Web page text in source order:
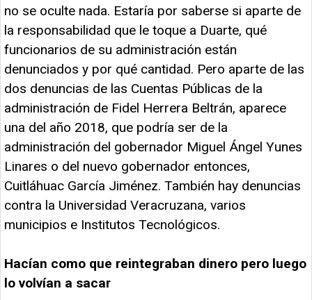
no se oculte nada. Estaría por saberse si aparte de
la responsabilidad que le toque a Duarte, qué
funcionarios de su administración están
denunciados y por qué cantidad. Pero aparte de las
dos denuncias de las Cuentas Públicas de la
administración de Fidel Herrera Beltrán, aparece
una del año 2018, que podría ser de la
administración del gobernador Miguel Ángel Yunes
Linares o del nuevo gobernador entonces,
Cuitláhuac García Jiménez. También hay denuncias
contra la Universidad Veracruzana, varios
municipios e Institutos Tecnológicos.
Hacían como que reintegraban dinero pero luego
lo volvían a sacar